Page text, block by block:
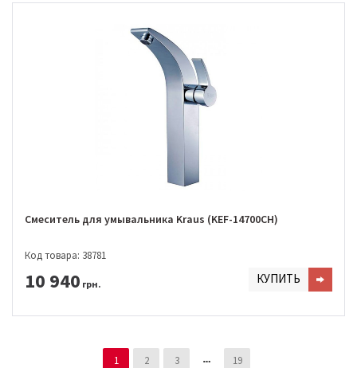
Смеситель для умывальника Kraus (KEF-14700CH)
Код товара: 38781
10 940 грн. КУПИТЬ
1 2 3 19